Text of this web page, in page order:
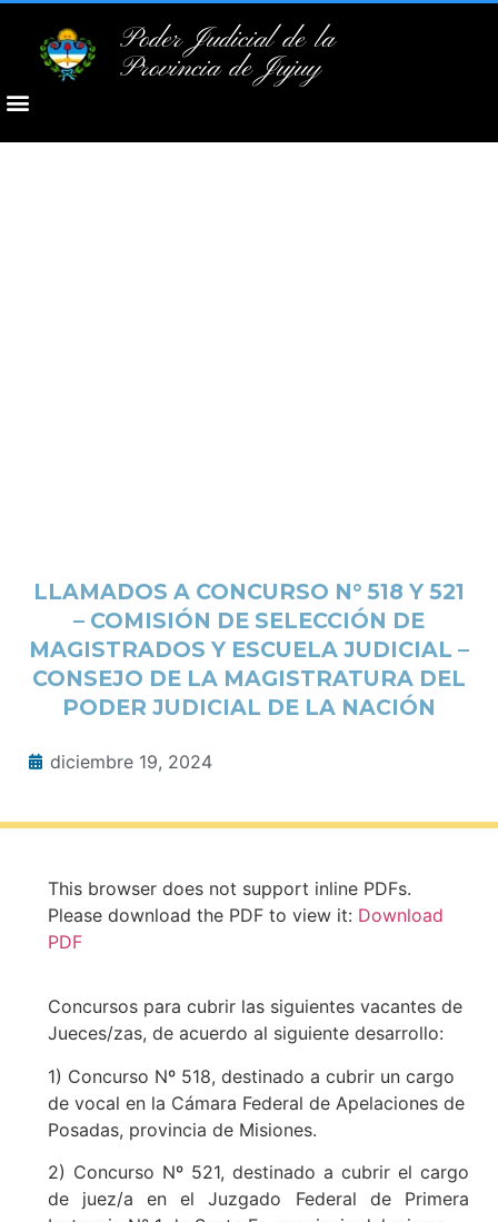
Poder Judicial de la
Provincia de Jujuy
LLAMADOS A CONCURSO N° 518 Y 521
– COMISIÓN DE SELECCIÓN DE
MAGISTRADOS Y ESCUELA JUDICIAL –
CONSEJO DE LA MAGISTRATURA DEL
PODER JUDICIAL DE LA NACIÓN
diciembre 19, 2024
This browser does not support inline PDFs.
Please download the PDF to view it: Download
PDF
Concursos para cubrir las siguientes vacantes de
Jueces/zas, de acuerdo al siguiente desarrollo:
1) Concurso Nº 518, destinado a cubrir un cargo
de vocal en la Cámara Federal de Apelaciones de
Posadas, provincia de Misiones.
2) Concurso Nº 521, destinado a cubrir el cargo
de juez/a en el Juzgado Federal de Primera